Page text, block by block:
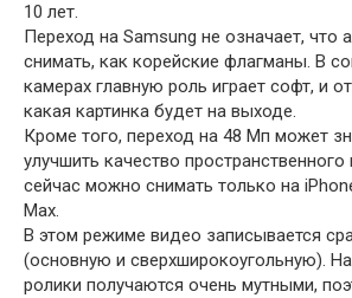
10 лет.
Переход на Samsung не означает, что
снимать, как корейские флагманы. В
камерах главную роль играет софт, и
какая картинка будет на выходе.
Кроме того, переход на 48 Мп может
улучшить качество
сейчас можно снимать только на
Max.
В этом режиме видео записывается
(основную и сверхширокоугольную).
ролики получаются очень мутными,